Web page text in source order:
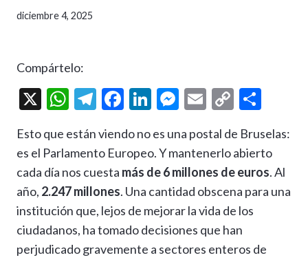
diciembre 4, 2025
Compártelo:
X
W
at
s
A
p
p
T
e
gr
a
m
F
e
b
o
o
k
Li
ke
dI
n
M
se
n
g
er
E
ai
l
C
p
y
Li
n
k
m
p
ar
Esto que están viendo no es una postal de Bruselas:
es el Parlamento Europeo. Y mantenerlo abierto
cada día nos cuesta más de 6 millones de euros. Al
año, 2.247 millones. Una cantidad obscena para una
institución que, lejos de mejorar la vida de los
ciudadanos, ha tomado decisiones que han
perjudicado gravemente a sectores enteros de